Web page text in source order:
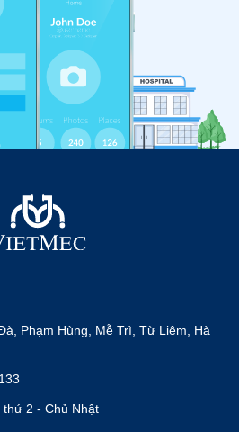
Phạm Hùng, Mễ Trì, Từ Liêm, Hà
thứ 2 - Chủ Nhật